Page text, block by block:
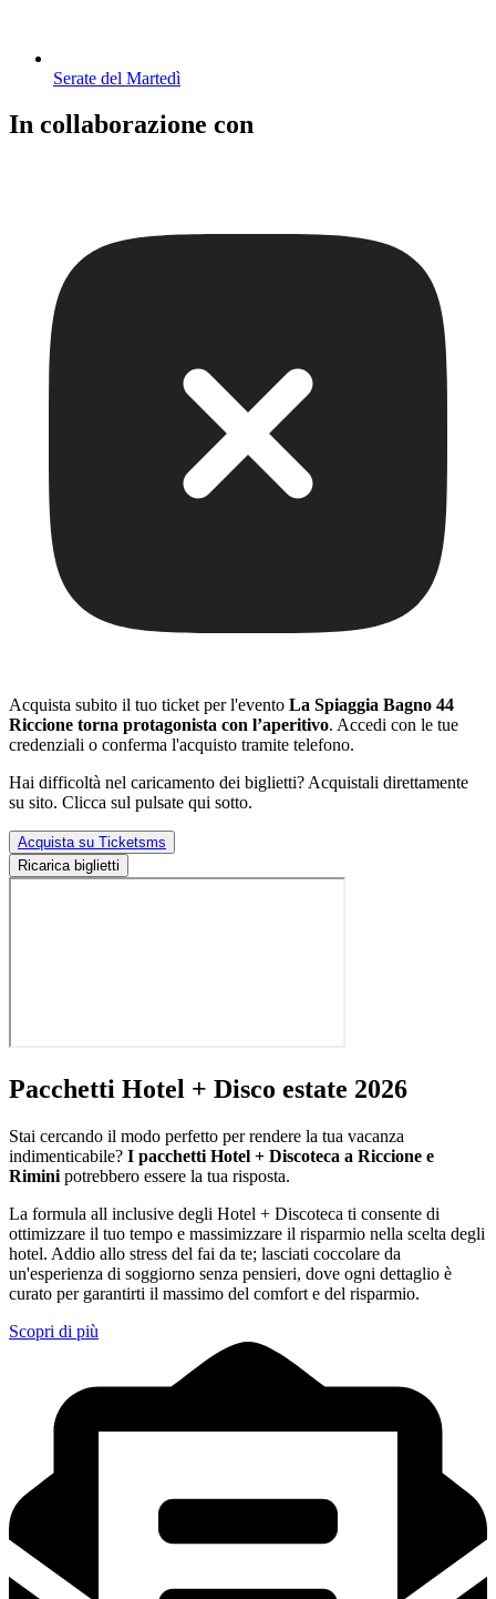
Serate del Martedì
In collaborazione con
Acquista subito il tuo ticket per l'evento La Spiaggia Bagno 44
Riccione torna protagonista con l’aperitivo. Accedi con le tue
credenziali o conferma l'acquisto tramite telefono.
Hai difficoltà nel caricamento dei biglietti? Acquistali direttamente
su sito. Clicca sul pulsate qui sotto.
Acquista su Ticketsms
Ricarica biglietti
Pacchetti Hotel + Disco estate 2026
Stai cercando il modo perfetto per rendere la tua vacanza
indimenticabile? I pacchetti Hotel + Discoteca a Riccione e
Rimini potrebbero essere la tua risposta.
La formula all inclusive degli Hotel + Discoteca ti consente di
ottimizzare il tuo tempo e massimizzare il risparmio nella scelta degli
hotel. Addio allo stress del fai da te; lasciati coccolare da
un'esperienza di soggiorno senza pensieri, dove ogni dettaglio è
curato per garantirti il massimo del comfort e del risparmio.
Scopri di più